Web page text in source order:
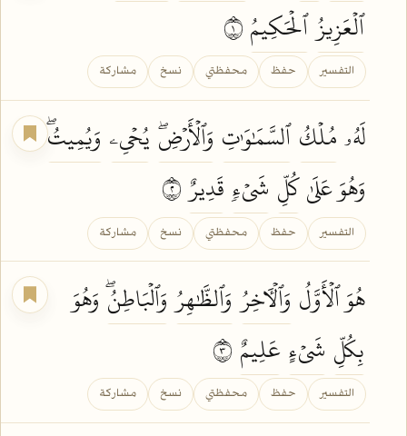
ٱلۡعَزِيزُٱلۡحَكِيمُ
التفسير حفظ محفظتي نسخ مشاركة
لَهُۥمُلۡكُٱلسَّمَٰوَٰتِ وَٱلۡأَرۡضِۖ يُحۡيِۦ وَيُمِيتُۖ
وَهُوَ عَلَىٰكُلِّ شَيۡءٖقَدِيرٌ٢
التفسير حفظ محفظتي نسخ مشاركة
هُوَ ٱلۡأَوَّلُ وَٱلۡأٓخِرُ وَٱلظَّٰهِرُ وَٱلۡبَاطِنُۖوَهُوَ
بِكُلِّ شَيۡءٍعَلِيمٌ
التفسير حفظ محفظتي نسخ مشاركة